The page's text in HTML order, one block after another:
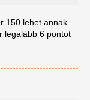
150 lehet annak
legalább 6 pontot